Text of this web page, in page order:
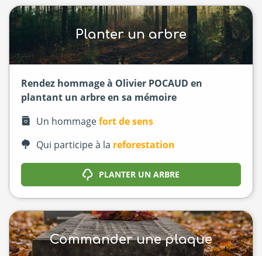
Planter un arbre
Rendez hommage à Olivier POCAUD en
plantant un arbre en sa mémoire
Un hommagefort de sens
Qui participe à la reforestation
PLANTER UN ARBRE
Commander une plaque